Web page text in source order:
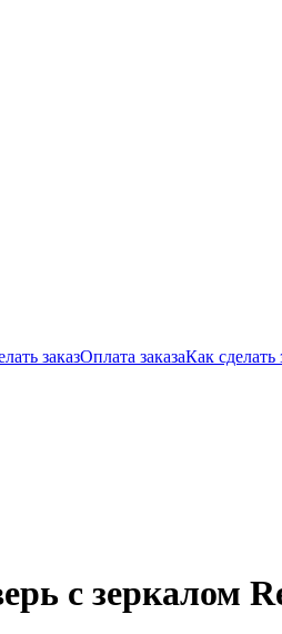
заказОплата заказаКак сделать
с